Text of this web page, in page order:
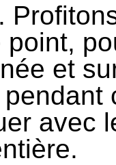
point,
et
pendant
avec